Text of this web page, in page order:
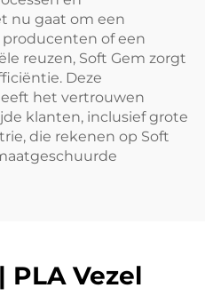
nu gaat om een
of een
reuzen, Soft Gem zorgt
Deze
het vertrouwen
klanten, inclusief grote
die rekenen op Soft
PLA Vezel